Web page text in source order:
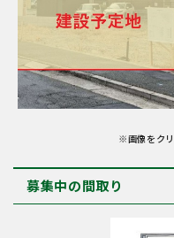
※画像をクリ
募集中の間取り